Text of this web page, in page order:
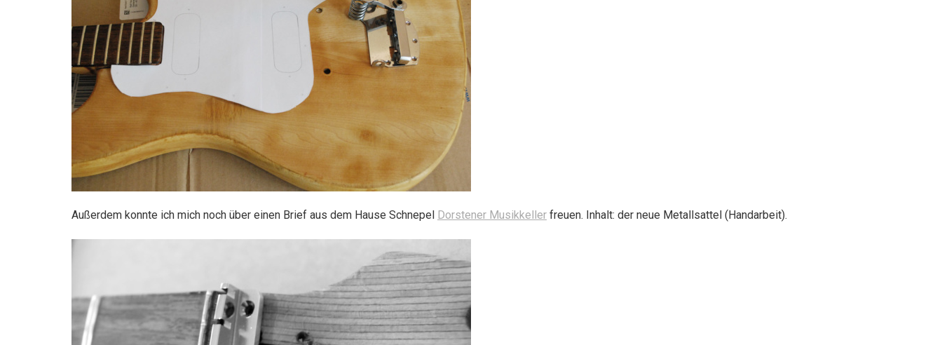
Außerdem konnte ich mich noch über einen Brief aus dem Hause Schnepel Dorstener Musikkeller freuen. Inhalt: der neue Metallsattel (Handarbeit).